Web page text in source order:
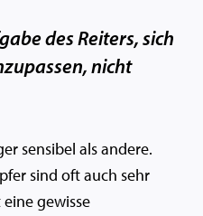
des Reiters, sich
nicht
sensibel als andere.
sind oft auch sehr
gewisse